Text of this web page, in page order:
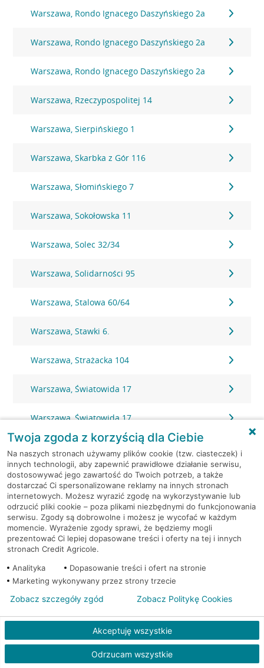
Warszawa, Rondo Ignacego Daszyńskiego 2a
Warszawa, Rondo Ignacego Daszyńskiego 2a
Warszawa, Rondo Ignacego Daszyńskiego 2a
Warszawa, Rzeczypospolitej 14
Warszawa, Sierpińskiego 1
Warszawa, Skarbka z Gór 116
Warszawa, Słomińskiego 7
Warszawa, Sokołowska 11
Warszawa, Solec 32/34
Warszawa, Solidarności 95
Warszawa, Stalowa 60/64
Warszawa, Stawki 6.
Warszawa, Strażacka 104
Warszawa, Światowida 17
Warszawa, Światowida 17
Warszawa, Światowida 17
Warszawa, Światowida 18
Warszawa, Światowida 18
Warszawa, Świetlików 9
Warszawa, Świętokrzyska 14
Warszawa, Szobera 3A
Warszawa, Szolc-Rogozińskiego 1
Twoja zgoda z korzyścią dla Ciebie
Na naszych stronach używamy plików cookie (tzw. ciasteczek) i
innych technologii, aby zapewnić prawidłowe działanie serwisu,
dostosowywać jego zawartość do Twoich potrzeb, a także
dostarczać Ci spersonalizowane reklamy na innych stronach
internetowych. Możesz wyrazić zgodę na wykorzystywanie lub
odrzucić pliki cookie – poza plikami niezbędnymi do funkcjonowania
serwisu. Zgody są dobrowolne i możesz je wycofać w każdym
momencie. Wyrażenie zgody sprawi, że będziemy mogli
prezentować Ci lepiej dopasowane treści i oferty na tej i innych
stronach Credit Agricole.
Analityka
Dopasowanie treści i ofert na stronie
Marketing wykonywany przez strony trzecie
Akceptuję wszystkie
Odrzucam wszystkie
Zobacz szczegóły zgód Zobacz Politykę Cookies